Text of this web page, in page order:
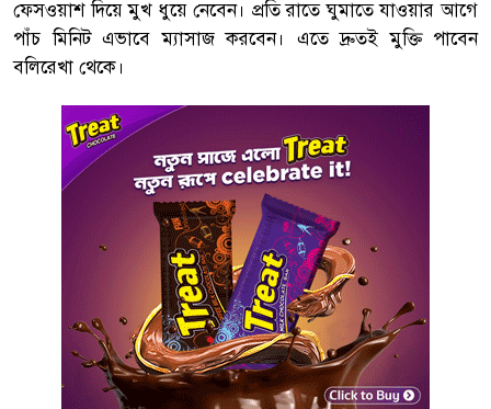
ফেসওয়াশ দিয়ে মুখ ধুয়ে নেবেন। প্রতি রাতে ঘুমাতে যাওয়ার আগে
পাঁচ মিনিট এভাবে ম্যাসাজ করবেন। এতে দ্রুতই মুক্তি পাবেন
বলিরেখা থেকে।